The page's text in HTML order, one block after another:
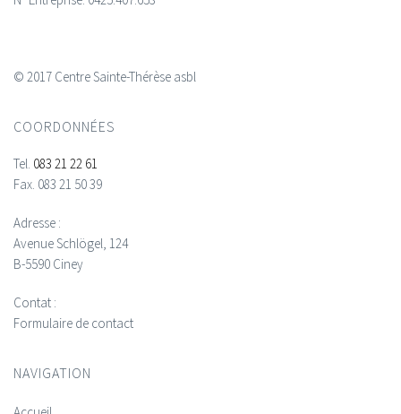
© 2017 Centre Sainte-Thérèse asbl
COORDONNÉES
Tel. 083 21 22 61
Fax. 083 21 50 39
Adresse :
Avenue Schlögel, 124
B-5590 Ciney
Contat :
Formulaire de contact
NAVIGATION